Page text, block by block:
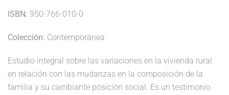
ISBN: 950-766-010-0
Colección: Contemporánea
Estudio integral sobre las variaciones en la vivienda rural
en relación con las mudanzas en la composición de la
familia y su cambiante posición social. Es un testimonio